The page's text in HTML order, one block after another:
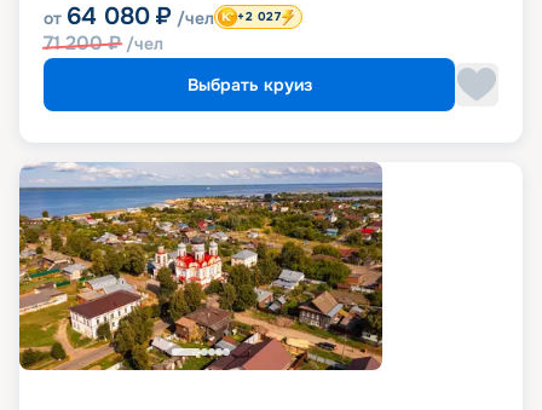
от 64 080 ₽ /чел
71 200₽ /чел
+2 027
Выбрать круиз